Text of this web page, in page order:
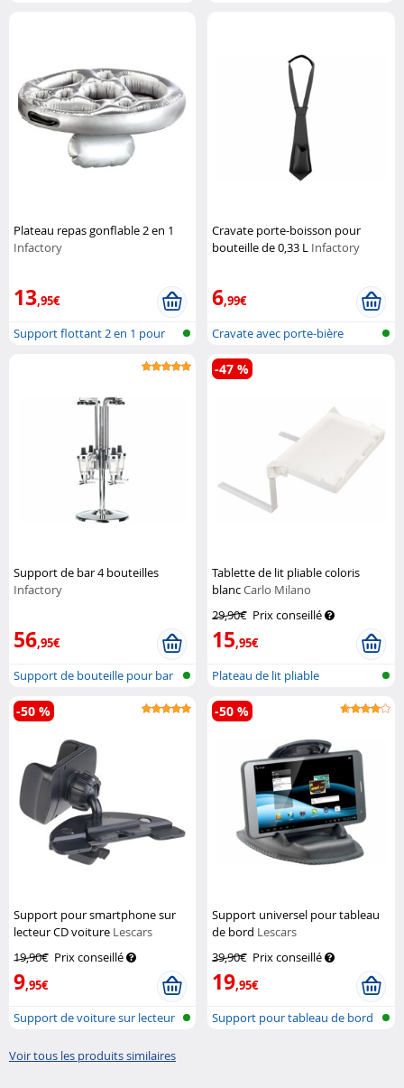
Plateau repas gonflable 2 en 1
Infactory
13,95€
Support flottant 2 en 1 pour
Cravate porte-boisson pour
bouteille de 0,33 L Infactory
6,99€
Cravate avec porte-bière
Support de bar 4 bouteilles
Infactory
56,95€
Support de bouteille pour bar
Tablette de lit pliable coloris
blancCarlo Milano
29,90€ Prix conseillé
15,95€
-47 %
Plateau de lit pliable
Support pour smartphone sur
lecteur CD voiture Lescars
19,90€ Prix conseillé
9,95€
-50 %
Support de voiture sur lecteur
Support universel pour tableau
de bord Lescars
39,90€ Prix conseillé
19,95€
-50 %
Support pour tableau de bord
Voir tous les produits similaires